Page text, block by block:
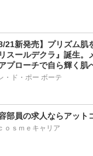
8/21新発売】プリズム
スールデクラ』誕生。
プローチで自ら輝く肌
・ド・ポー ボーテ
部員の求人ならアット
ｏｓｍｅキャリア